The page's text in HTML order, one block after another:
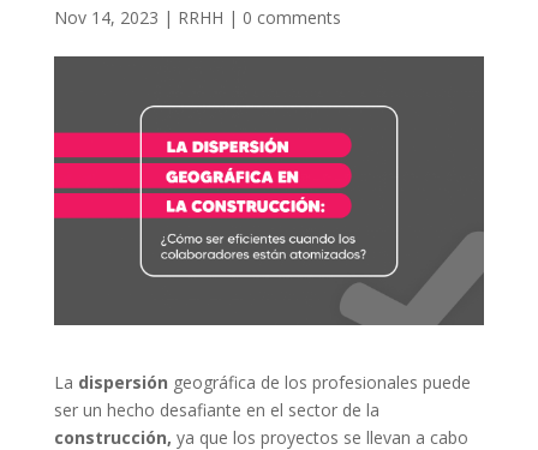
Nov 14, 2023 | RRHH | 0 comments
La dispersión geográfica de los profesionales puede
ser un hecho desafiante en el sector de la
construcción, ya que los proyectos se llevan a cabo